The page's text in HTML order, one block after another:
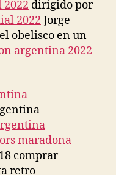
dirigido por
2022 Jorge
obelisco en un
argentina 2022